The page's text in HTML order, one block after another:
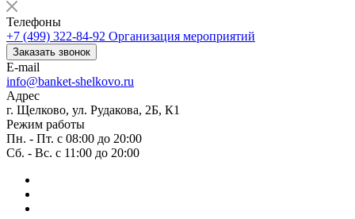
Телефоны
+7 (499) 322-84-92 Организация мероприятий
Заказать звонок
E-mail
info@banket-shelkovo.ru
Адрес
г. Щелково, ул. Рудакова, 2Б, К1
Режим работы
Пн. - Пт. с 08:00 до 20:00
Сб. - Вс. с 11:00 до 20:00